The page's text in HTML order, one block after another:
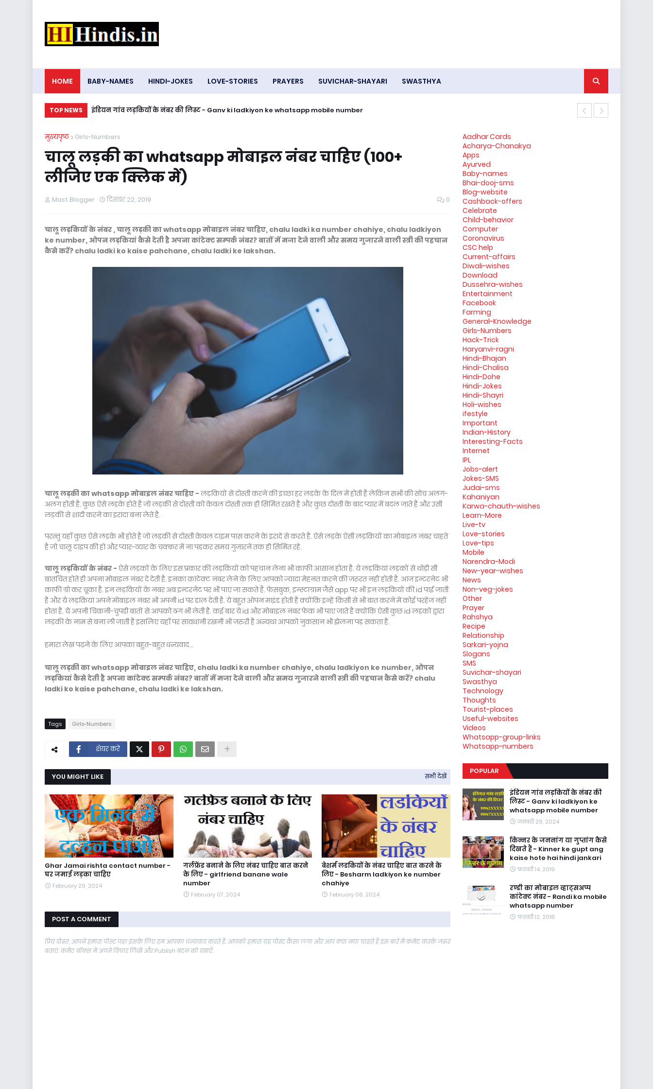
HOME BABY-NAMES HINDI-JOKES LOVE-STORIES PRAYERS SUVICHAR-SHAYARI SWASTHYA
TOP NEWS इंडियन गांव लड़कियों के नंबर की लिस्ट - Ganv ki ladkiyon ke whatsapp mobile number
मुख्यपृष्ठ Girls-Numbers
चालू लड़की का whatsapp मोबाइल नंबर चाहिए (100+
लीजिए एक क्लिक में)
Mast Blogger दिसंबर 22, 2019 0
चालू लड़कियों के नंबर , चालू लड़की का whatsapp मोबाइल नंबर चाहिए, chalu ladki ka number chahiye, chalu ladkiyon
ke number, ओपन लड़कियां कैसे देती है अपना कांटेक्ट सम्पर्क नंबर? बातों में मजा देने वाली और समय गुजारने वाली स्त्री की पहचान
कैसे करें? chalu ladki ko kaise pahchane, chalu ladki ke lakshan.
चालू लड़की का whatsapp मोबाइल नंबर चाहिए -लड़कियों से दोस्ती करने की इच्छा हर लड़के के दिल में होती है लेकिन सभी की सोच अलग-
अलग होती है. कुछ ऐसे लड़के होते है जो लड़की से दोस्ती को केवल दोस्ती तक ही सिमित रखते है और कुछ दोस्ती के बाद प्यार में बदल जाते है और उसी
लड़की से शादी करने का इरादा बना लेते है.
परन्तु यहाँ कुछ ऐसे लड़के भी होते है जो लड़की से दोस्ती केवल टाइम पास करने के इरादे से करते है. ऐसे लड़के ऐसी लड़कियों का मोबाइल नंबर चाहते
है जो चालू टाइप की हो और प्यार-व्यार के चक्कर में ना पड़कर समय गुजारने तक ही सिमित रहे.
चालू लड़कियों के नंबर - ऐसे लड़कों के लिए इस प्रकार की लड़कियों को पहचान लेना भी काफी आसान होता है. ये लड़कियां लड़कों से थोड़ी सी
बातचित होते ही अपना मोबाइल नंबर दे देती है. इनका कांटेक्ट नंबर लेने के लिए आपको ज्यादा मेहनत करने की जरूरत नहीं होती है. आज इन्टरनेट भी
काफी ग्रो कर चूका है. इन लड़कियों के नंबर अब इन्टरनेट पर भी पाएं जा सकते हैं. फेसबुक, इन्स्टाग्राम जैसे app पर भी इन लड़कियों की id पाई जाती
है और ये लड़कियां अपने मोबाइल नंबर भी अपनी id पर डाल देती है. ये बहुत ओपन माइंड होती है क्योंकि इन्हें किसी से भी बात करने में कोई परहेज नहीं
होता है. ये अपनी चिकनी-चुपड़ी बातों से आपको ठग भी लेती है. कई बार ये id और मोबाइल नंबर फेक भी पाए जाते है क्योंकि ऐसी कुछ id लड़कों द्वारा
लड़की के नाम से बना ली जाती है इसलिए यहाँ पर सावधानी रखनी भी जरुरी है अन्यथा आपको नुकसान भी झेलना पड़ सकता है.
हमारा लेख पढ़ने के लिए आपका बहुत-बहुत धन्यवाद...
चालू लड़की का whatsapp मोबाइल नंबर चाहिए, chalu ladki ka number chahiye, chalu ladkiyon ke number, ओपन
लड़कियां कैसे देती है अपना कांटेक्ट सम्पर्क नंबर? बातों में मजा देने वाली और समय गुजारने वाली स्त्री की पहचान कैसे करें? chalu
ladki ko kaise pahchane, chalu ladki ke lakshan.
Tags Girls-Numbers
शेयर करें
YOU MIGHT LIKE सभी देखें
Ghar Jamai rishta contact number -
घर जमाई लड़का चाहिए
February 29, 2024
गर्लफ्रेंड बनाने के लिए नंबर चाहिए बात करने
के लिए - girlfriend banane wale
number
February 07, 2024
बेशर्म लडकियों के नंबर चाहिए बात करने के
लिए - Besharm ladkiyon ke number
chahiye
February 06, 2024
POST A COMMENT
प्रिय दोस्त, आपने हमारा पोस्ट पढ़ा इसके लिए हम आपका धन्यवाद करते है. आपको हमारा यह पोस्ट कैसा लगा और आप क्या नया चाहते है इस बारे में कमेंट करके जरुर
बताएं. कमेंट बॉक्स में अपने विचार लिखें और Publish बटन को दबाएँ.
Aadhar Cards
Acharya-Chanakya
Apps
Ayurved
Baby-names
Bhai-dooj-sms
Blog-website
Cashback-offers
Celebrate
Child-behavior
Computer
Coronavirus
CSC help
Current-affairs
Diwali-wishes
Download
Dussehra-wishes
Entertainment
Facebook
Farming
General-Knowledge
Girls-Numbers
Hack-Trick
Haryanvi-ragni
Hindi-Bhajan
Hindi-Chalisa
Hindi-Dohe
Hindi-Jokes
Hindi-Shayri
Holi-wishes
ifestyle
Important
Indian-History
Interesting-Facts
Internet
IPL
Jobs-alert
Jokes-SMS
Judai-sms
Kahaniyan
Karwa-chauth-wishes
Learn-More
Live-tv
Love-stories
Love-tips
Mobile
Narendra-Modi
New-year-wishes
News
Non-veg-jokes
Other
Prayer
Rahshya
Recipe
Relationship
Sarkari-yojna
Slogans
SMS
Suvichar-shayari
Swasthya
Technology
Thoughts
Tourist-places
Useful-websites
Videos
Whatsapp-group-links
Whatsapp-numbers
POPULAR
इंडियन गांव लड़कियों के नंबर की
लिस्ट - Ganv ki ladkiyon ke
whatsapp mobile number
जनवरी 29, 2024
किन्नर के जननांग या गुप्तांग कैसे
दिखते हैं - Kinner ke gupt ang
kaise hote hai hindi jankari
फ़रवरी 14, 2019
रण्डी का मोबाइल व्हाट्सअप्प
कांटेक्ट नंबर - Randi ka mobile
whatsapp number
फ़रवरी 12, 2018